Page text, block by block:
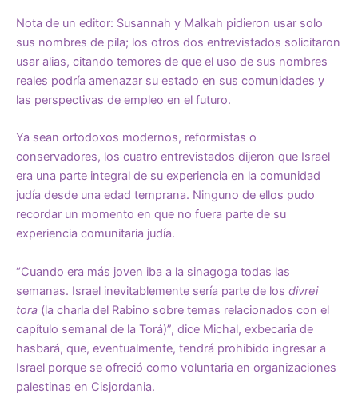
Nota de un editor: Susannah y Malkah pidieron usar solo
sus nombres de pila; los otros dos entrevistados solicitaron
usar alias, citando temores de que el uso de sus nombres
reales podría amenazar su estado en sus comunidades y
las perspectivas de empleo en el futuro.
Ya sean ortodoxos modernos, reformistas o
conservadores, los cuatro entrevistados dijeron que Israel
era una parte integral de su experiencia en la comunidad
judía desde una edad temprana. Ninguno de ellos pudo
recordar un momento en que no fuera parte de su
experiencia comunitaria judía.
“Cuando era más joven iba a la sinagoga todas las
semanas. Israel inevitablemente sería parte de los divrei
tora (la charla del Rabino sobre temas relacionados con el
capítulo semanal de la Torá)”, dice Michal, exbecaria de
hasbará, que, eventualmente, tendrá prohibido ingresar a
Israel porque se ofreció como voluntaria en organizaciones
palestinas en Cisjordania.